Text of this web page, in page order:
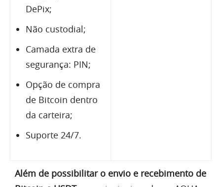
DePix;
Não custodial;
Camada extra de
segurança: PIN;
Opção de compra
de Bitcoin dentro
da carteira;
Suporte 24/7.
Além de possibilitar o envio e recebimento de